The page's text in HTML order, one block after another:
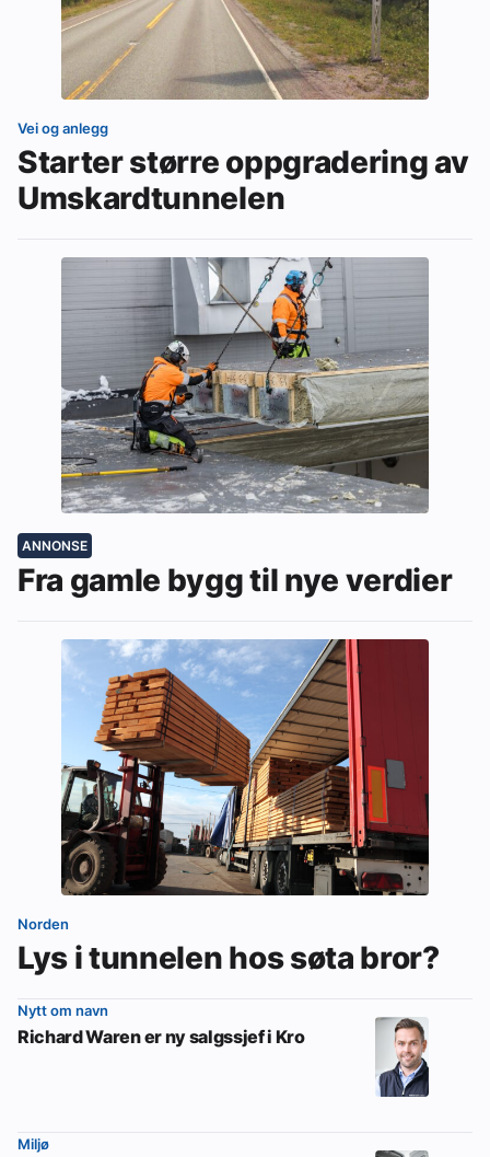
Vei og anlegg
Starter større oppgradering av
Umskardtunnelen
ANNONSE
Fra gamle bygg til nye verdier
Norden
Lys i tunnelen hos søta bror?
Nytt om navn
Richard Waren er ny salgssjef i Kro
Miljø